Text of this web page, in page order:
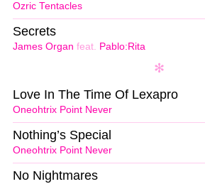
Ozric Tentacles
James Organ feat. Pablo:Rita
Secrets
Oneohtrix Point Never
Love In The Time Of Lexapro
Oneohtrix Point Never
Nothing’s Special
No Nightmares